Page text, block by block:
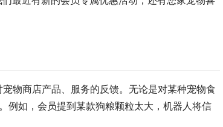
物商店产品、服务的反馈。无论是对某种宠物食
例如，会员提到某款狗粮颗粒太大，机器人将信